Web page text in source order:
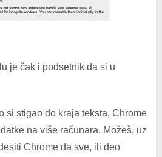
je čak i podsetnik da si u
si stigao do kraja teksta, Chrome
na više računara. Možeš, uz
Chrome da sve, ili deo